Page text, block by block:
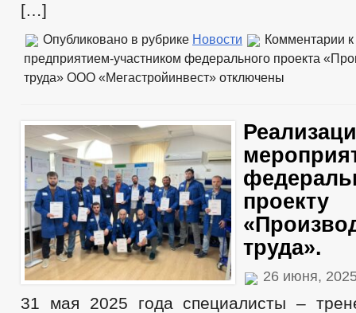
[…]
Опубликовано в рубрике Новости Комментарии
предприятием-участником федерального проекта
труда» ООО «Мегастройинвест» отключены
проекту
труда».
26 июня,
31 мая 2025 года специалисты –